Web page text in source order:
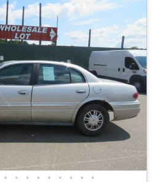
• • • • • • • • •